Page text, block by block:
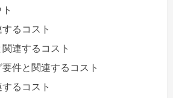
るコスト
連するコスト
件と関連するコスト
るコスト